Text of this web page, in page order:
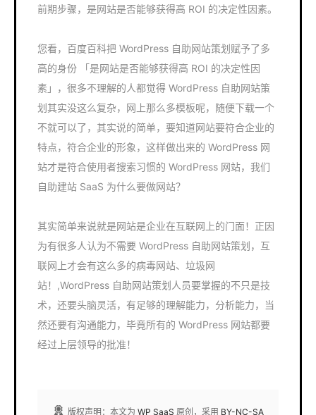
前期步骤，是网站是否能够获得高 ROI 的决定性因素。
您看，百度百科把 WordPress 自助网站策划赋予了多
高的身份 「是网站是否能够获得高 ROI 的决定性因
素」，很多不理解的人都觉得 WordPress 自助网站策
划其实没这么复杂，网上那么多模板呢，随便下载一个
不就可以了，其实说的简单，要知道网站要符合企业的
特点，符合企业的形象，这样做出来的 WordPress 网
站才是符合使用者搜索习惯的 WordPress 网站，我们
自助建站 SaaS 为什么要做网站？
其实简单来说就是网站是企业在互联网上的门面！正因
为有很多人认为不需要 WordPress 自助网站策划，互
联网上才会有这么多的病毒网站、垃圾网
站！,WordPress 自助网站策划人员要掌握的不只是技
术，还要头脑灵活，有足够的理解能力，分析能力，当
然还要有沟通能力，毕竟所有的 WordPress 网站都要
经过上层领导的批准！
版权声明：本文为 WP SaaS 原创，采用 BY-NC-SA